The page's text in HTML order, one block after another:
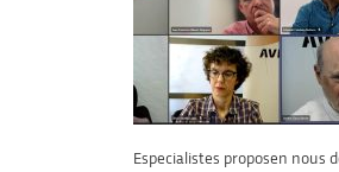
Especialistes proposen nous